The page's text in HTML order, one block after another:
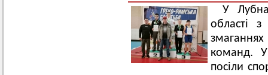
У
області
команд.
посіли